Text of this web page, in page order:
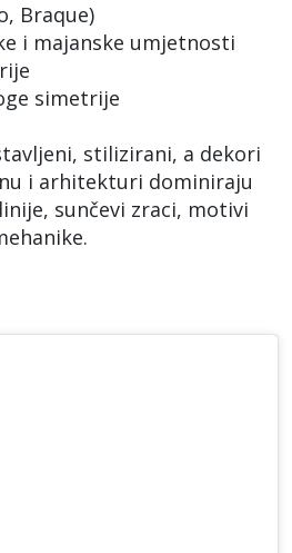
Braque)
i majanske umjetnosti
simetrije
stilizirani, a dekori
i arhitekturi dominiraju
sunčevi zraci, motivi